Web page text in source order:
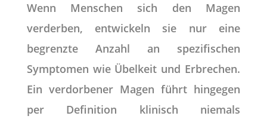
Wenn Menschen sich den Magen
verderben, entwickeln sie nur eine
begrenzte Anzahl an spezifischen
Symptomen wie Übelkeit und Erbrechen.
Ein verdorbener Magen führt hingegen
per Definition klinisch niemals